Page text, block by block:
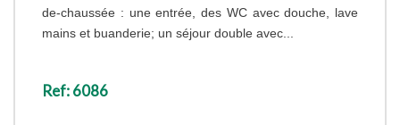
de-chaussée : une entrée, des WC avec douche, lave
mains et buanderie; un séjour double avec...
Ref: 6086